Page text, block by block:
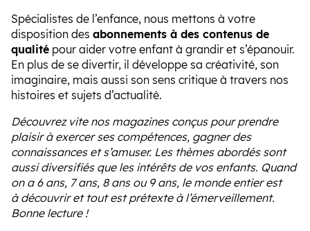
Spécialistes de l’enfance, nous mettons à votre
disposition des abonnements à des contenus de
qualité pour aider votre enfant à grandir et s’épanouir.
En plus de se divertir, il développe sa créativité, son
imaginaire, mais aussi son sens critique à travers nos
histoires et sujets d’actualité.
Découvrez vite nos magazines conçus pour prendre
plaisir à exercer ses compétences, gagner des
connaissances et s’amuser. Les thèmes abordés sont
aussi diversifiés que les intérêts de vos enfants. Quand
on a 6 ans, 7 ans, 8 ans ou 9 ans, le monde entier est
à découvrir et tout est prétexte à l’émerveillement.
Bonne lecture !